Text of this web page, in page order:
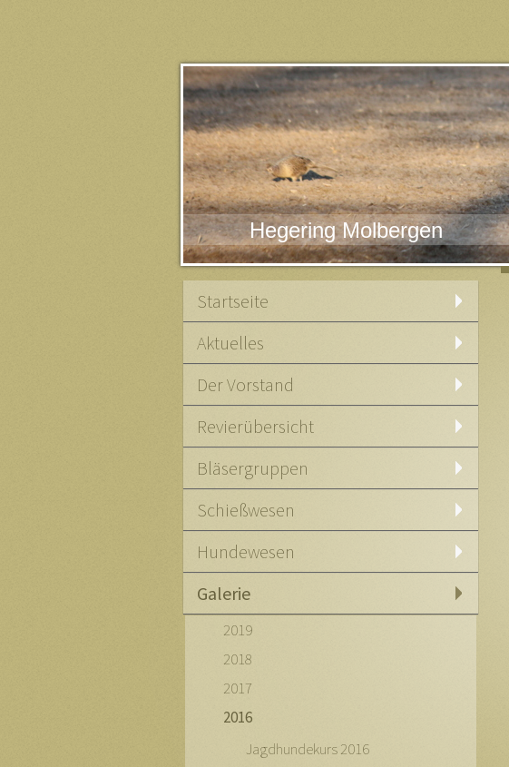
Hegering Molbergen
Startseite
Aktuelles
Der Vorstand
Revierübersicht
Bläsergruppen
Schießwesen
Hundewesen
Galerie
2019
2018
2017
2016
Jagdhundekurs 2016